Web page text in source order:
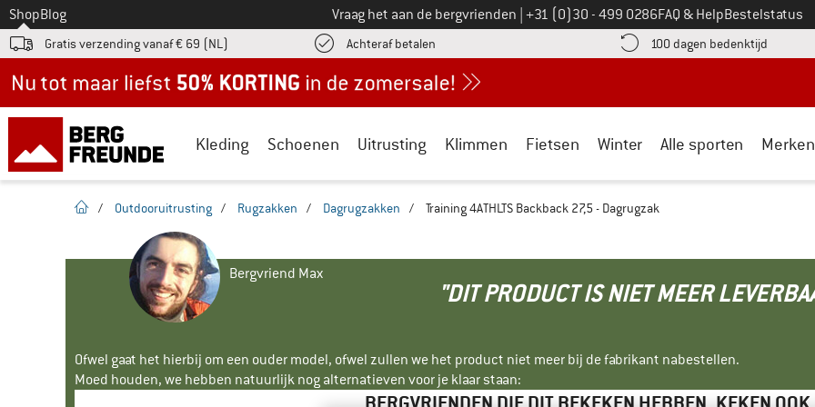
Naar
ShopBlog Vraag het aan de bergvrienden Bel ons op
+31 (0)30 - 499 0286FAQ & HelpBestelstatus
Gratis verzending vanaf € 69 (NL) Achteraf betalen vind de betalingsinformatie hier! Opent in een infovak
100 dagen bedenktijd Vind
Kleding Schoenen Uitrusting Klimmen Fietsen Winter Alle sporten Merken
Startpagina
/ Outdooruitrusting / Rugzakken / Dagrugzakken / Training 4ATHLTS Backback 27,5 - Dagrugzak
Bergvriend Max
"DIT PRODUCT IS NIET MEER
Ofwel gaat het hierbij om een ouder model, ofwel zullen we het product niet meer bij de fabrikant nabestellen.
Moed houden, we hebben natuurlijk nog alternatieven voor je klaar staan: